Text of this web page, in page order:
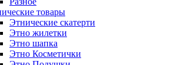
товары
Этнические скатерти
Этно жилетки
Этно шапка
Этно Косметички